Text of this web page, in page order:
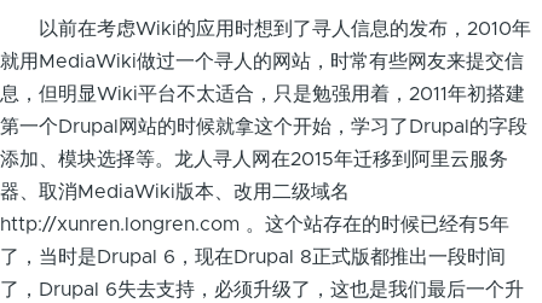
以前在考虑Wiki的应用时想到了寻人信息的发布，2010年
就用MediaWiki做过一个寻人的网站，时常有些网友来提交信
息，但明显Wiki平台不太适合，只是勉强用着，2011年初搭建
第一个Drupal网站的时候就拿这个开始，学习了Drupal的字段
添加、模块选择等。龙人寻人网在2015年迁移到阿里云服务
器、取消MediaWiki版本、改用二级域名
http://xunren.longren.com 。这个站存在的时候已经有5年
了，当时是Drupal 6，现在Drupal 8正式版都推出一段时间
了，Drupal 6失去支持，必须升级了，这也是我们最后一个升